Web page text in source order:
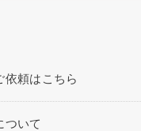
依頼はこちら
ついて